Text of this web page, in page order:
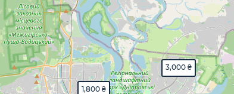
1,800 ₴
3,000 ₴